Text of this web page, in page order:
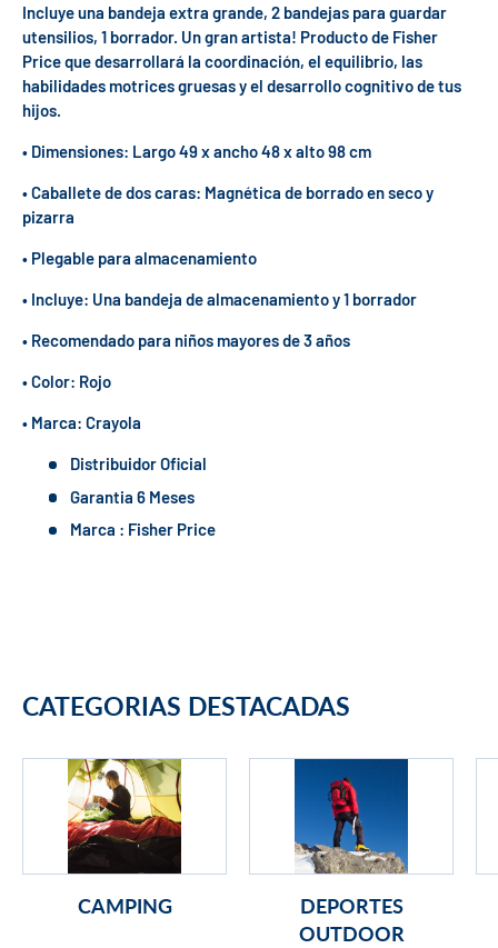
Incluye una bandeja extra grande, 2 bandejas para guardar
utensilios, 1 borrador. Un gran artista! Producto de Fisher
Price que desarrollará la coordinación, el equilibrio, las
habilidades motrices gruesas y el desarrollo cognitivo de tus
hijos.
• Dimensiones: Largo 49 x ancho 48 x alto 98 cm
• Caballete de dos caras: Magnética de borrado en seco y
pizarra
• Plegable para almacenamiento
• Incluye: Una bandeja de almacenamiento y 1 borrador
• Recomendado para niños mayores de 3 años
• Color: Rojo
• Marca: Crayola
Distribuidor Oficial
Garantia 6 Meses
Marca : Fisher Price
CATEGORIAS DESTACADAS
CAMPING
DEPORTES
OUTDOOR